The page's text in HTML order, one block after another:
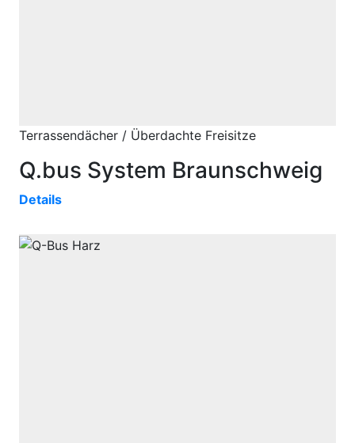
Terrassendächer / Überdachte Freisitze
Q.bus System Braunschweig
Details